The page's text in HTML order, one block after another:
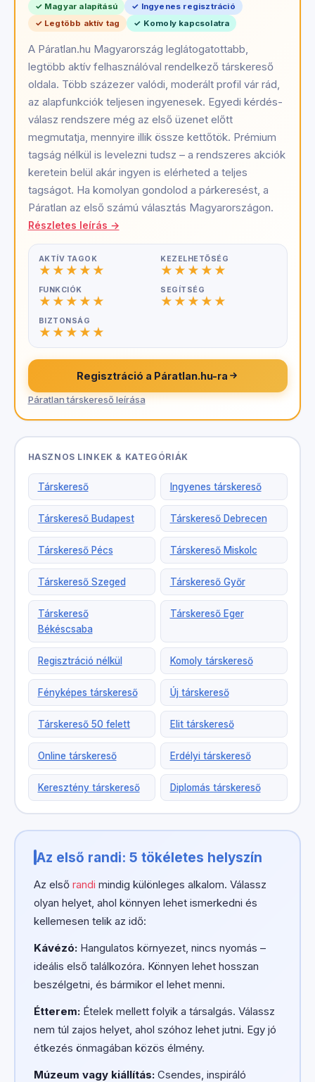
✓ Magyar alapítású
✓ Ingyenes regisztráció
✓ Legtöbb aktív tag
✓ Komoly kapcsolatra
A Páratlan.hu Magyarország leglátogatottabb,
legtöbb aktív felhasználóval rendelkező társkereső
oldala. Több százezer valódi, moderált profil vár rád,
az alapfunkciók teljesen ingyenesek. Egyedi kérdés-
válasz rendszere még az első üzenet előtt
megmutatja, mennyire illik össze kettőtök. Prémium
tagság nélkül is levelezni tudsz – a rendszeres akciók
keretein belül akár ingyen is elérheted a teljes
tagságot. Ha komolyan gondolod a párkeresést, a
Páratlan az első számú választás Magyarországon.
Részletes leírás →
AKTÍV TAGOK KEZELHETŐSÉG
FUNKCIÓK SEGÍTSÉG
BIZTONSÁG
Regisztráció a Páratlan.hu-ra
Páratlan társkereső leírása
HASZNOS LINKEK & KATEGÓRIÁK
Társkereső Ingyenes társkereső
Társkereső Budapest Társkereső Debrecen
Társkereső Pécs Társkereső Miskolc
Társkereső Szeged Társkereső Győr
Társkereső
Békéscsaba
Társkereső Eger
Regisztráció nélkül Komoly társkereső
Fényképes társkereső Új társkereső
Társkereső 50 felett Elit társkereső
Online társkereső Erdélyi társkereső
Keresztény társkereső Diplomás társkereső
Az első randi: 5 tökéletes helyszín
Az első randi mindig különleges alkalom. Válassz
olyan helyet, ahol könnyen lehet ismerkedni és
kellemesen telik az idő:
Kávézó:Hangulatos környezet, nincs nyomás –
ideális első találkozóra. Könnyen lehet hosszan
beszélgetni, és bármikor el lehet menni.
Étterem:Ételek mellett folyik a társalgás. Válassz
nem túl zajos helyet, ahol szóhoz lehet jutni. Egy jó
étkezés önmagában közös élmény.
Múzeum vagy kiállítás:Csendes, inspiráló